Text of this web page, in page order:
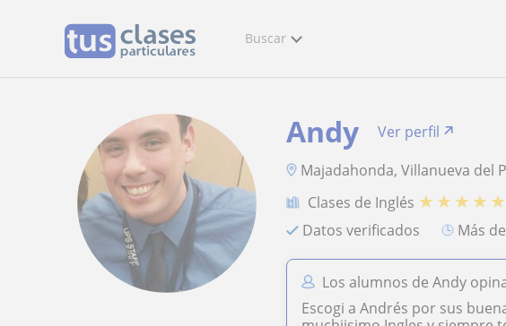
Buscar
Andy
Ver perfil
Majadahonda, Villanueva del
Clases de Inglés ★ ★ ★ ★ ★
Datos verificados
más
Los alumnos de Andy
Escogi a Andrés por sus